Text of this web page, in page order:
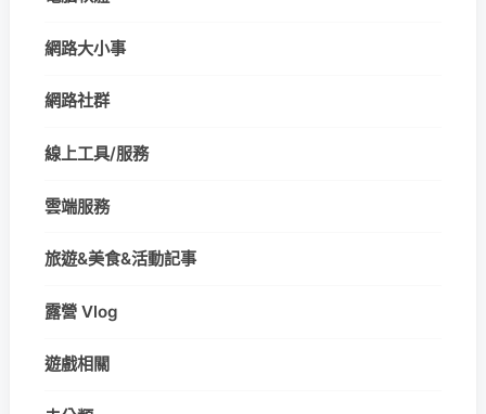
網路大小事
網路社群
線上工具/服務
雲端服務
旅遊&美食&活動記事
露營 Vlog
遊戲相關